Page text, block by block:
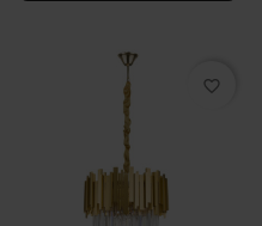
favorite_border